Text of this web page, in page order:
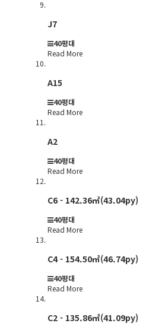
J7
40평대
Read More
A15
40평대
Read More
A2
40평대
Read More
C6 - 142.36㎡(43.04py)
40평대
Read More
C4 - 154.50㎡(46.74py)
40평대
Read More
C2 - 135.86㎡(41.09py)